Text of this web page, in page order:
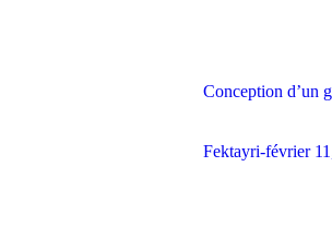
Conception d’un
Fektayri février